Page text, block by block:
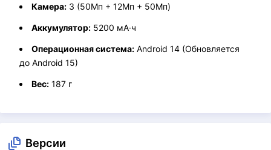
Камера: 3 (50Мп + 12Мп + 50Мп)
Аккумулятор: 5200 мА·ч
Операционная система: Android 14 (Обновляется
до Android 15)
Вес: 187 г
Версии